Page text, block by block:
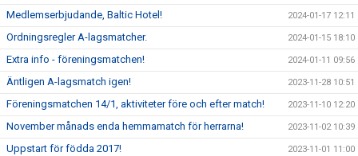
Medlemserbjudande, Baltic Hotel! 2024-01-17 12:11
Ordningsregler A-lagsmatcher. 2024-01-15 18:10
Extra info - föreningsmatchen! 2024-01-11 09:56
Äntligen A-lagsmatch igen! 2023-11-28 10:51
Föreningsmatchen 14/1, aktiviteter före och efter match! 2023-11-10 12:20
November månads enda hemmamatch för herrarna! 2023-11-02 10:39
Uppstart för födda 2017! 2023-11-01 11:00